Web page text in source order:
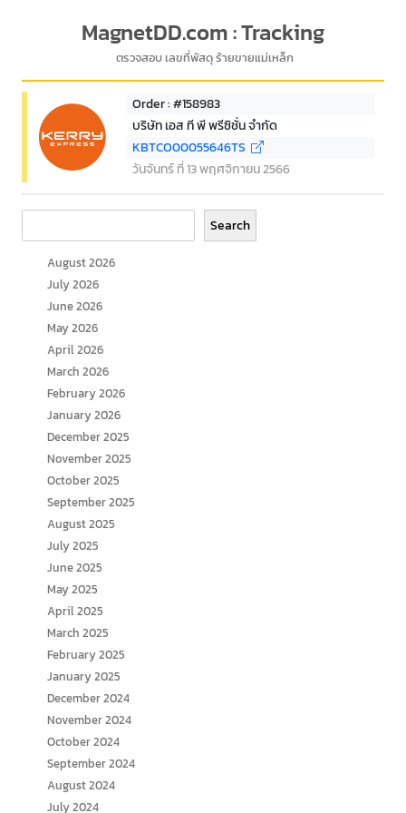
MagnetDD.com : Tracking
ตรวจสอบ เลขที่พัสดุ ร้ายขายแม่เหล็ก
Order : #158983
บริษัท เอส ที พี พรีซิชั่น จำกัด
KBTCO00055646TS
วันจันทร์ ที่ 13 พฤศจิกายน 2566
Search
August 2026
July 2026
June 2026
May 2026
April 2026
March 2026
February 2026
January 2026
December 2025
November 2025
October 2025
September 2025
August 2025
July 2025
June 2025
May 2025
April 2025
March 2025
February 2025
January 2025
December 2024
November 2024
October 2024
September 2024
August 2024
July 2024